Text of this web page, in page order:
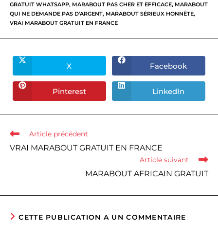
GRATUIT WHATSAPP, MARABOUT PAS CHER ET EFFICACE, MARABOUT
QUI NE DEMANDE PAS D'ARGENT, MARABOUT SÉRIEUX HONNÊTE,
VRAI MARABOUT GRATUIT EN FRANCE
Ouvrir
dans
une
autre
fenêtre
X Ouvrir
dans
une
autre
fenêtre
Facebook
Ouvrir
dans
autre
Pinterest Ouvrir
dans
autre
LinkedIn
Read
articles
Article précédent
VRAI MARABOUT GRATUIT EN FRANCE
Article suivant
MARABOUT AFRICAIN GRATUIT
CETTE PUBLICATION A UN COMMENTAIRE